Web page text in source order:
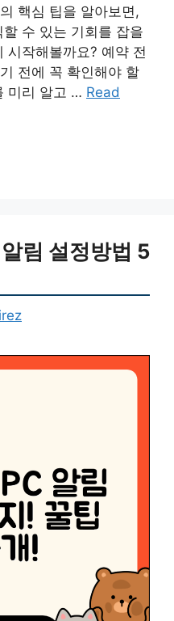
핵심 팁을 알아보면,
수 있는 기회를 잡을
시작해볼까요? 예약 전
전에 꼭 확인해야 할
미리 알고 … Read
림 설정방법 5